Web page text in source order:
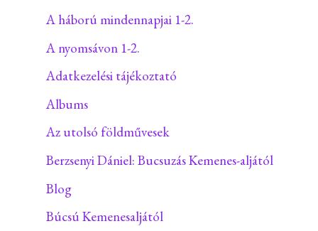
A háború mindennapjai 1-2.
A nyomsávon 1-2.
Adatkezelési tájékoztató
Albums
Az utolsó földművesek
Berzsenyi Dániel: Bucsuzás Kemenes-aljától
Blog
Búcsú Kemenesaljától